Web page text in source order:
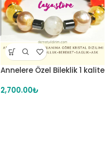
Annelere Özel Bileklik 1 kalite
2,700.00₺